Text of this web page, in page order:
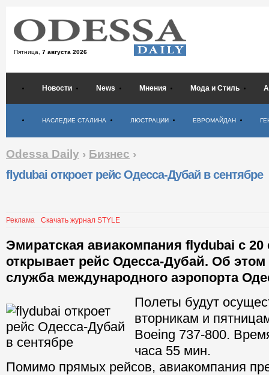
Пятница, 7 августа 2026
Новости News Мнения Мода и Стиль
НАСЛЕДИЕ СТАЛИНА ЛЮСТРАЦИИ ЕВРОМАЙДАН
Odessa Daily › Бизнес ›
flydubai откроет рейс Одесса-Дубай в сентябре
Реклама Скачать журнал STYLE
Эмиратская авиакомпания flydubai с 20
открывает рейс Одесса-Дубай. Об
служба международного аэропорта
Полеты будут
вторникам и
Boeing 737-800.
часа 55 мин.
Помимо прямых рейсов, авиакомпания